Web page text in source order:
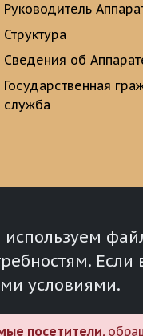
Если
условиями.
Руководитель
Структура
Сведения об
Государственная
служба
посетители,